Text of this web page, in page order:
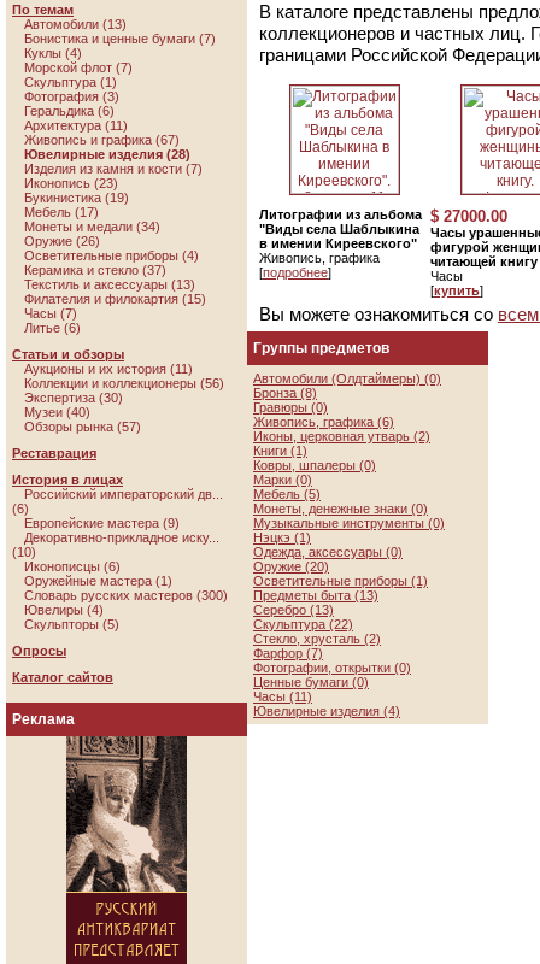
По темам
Автомобили (13)
Бонистика и ценные бумаги (7)
Куклы (4)
Морской флот (7)
Скульптура (1)
Фотография (3)
Геральдика (6)
Архитектура (11)
Живопись и графика (67)
Ювелирные изделия (28)
Изделия из камня и кости (7)
Иконопись (23)
Букинистика (19)
Мебель (17)
Монеты и медали (34)
Оружие (26)
Осветительные приборы (4)
Керамика и стекло (37)
Текстиль и аксессуары (13)
Филателия и филокартия (15)
Часы (7)
Литье (6)
Статьи и обзоры
Аукционы и их история (11)
Коллекции и коллекционеры (56)
Экспертиза (30)
Музеи (40)
Обзоры рынка (57)
Реставрация
История в лицах
Российский императорский дв...
(6)
Европейские мастера (9)
Декоративно-прикладное иску...
(10)
Иконописцы (6)
Оружейные мастера (1)
Словарь русских мастеров (300)
Ювелиры (4)
Скульпторы (5)
Опросы
Каталог сайтов
Реклама
В каталоге представлены
коллекционеров и частных лиц.
границами Российской
Литографии из альбома
"Виды села Шаблыкина
в имении Киреевского"
Живопись, графика
[подробнее]
$ 27000.00
Часы
фигурой
читающей книгу
Часы
[купить]
Вы можете ознакомиться со
Группы предметов
Автомобили (Олдтаймеры) (0)
Бронза (8)
Гравюры (0)
Живопись, графика (6)
Иконы, церковная утварь (2)
Книги (1)
Ковры, шпалеры (0)
Марки (0)
Мебель (5)
Монеты, денежные знаки (0)
Музыкальные инструменты (0)
Нэцкэ (1)
Одежда, аксессуары (0)
Оружие (20)
Осветительные приборы (1)
Предметы быта (13)
Серебро (13)
Скульптура (22)
Стекло, хрусталь (2)
Фарфор (7)
Фотографии, открытки (0)
Ценные бумаги (0)
Часы (11)
Ювелирные изделия (4)